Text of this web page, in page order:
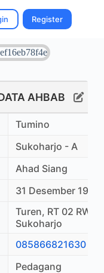
Register
AHBAB
Tumino
Sukoharjo - A
Ahad Siang
31 Desember 1972
Turen, RT 02 RW
Sukoharjo
085866821630
Pedagang